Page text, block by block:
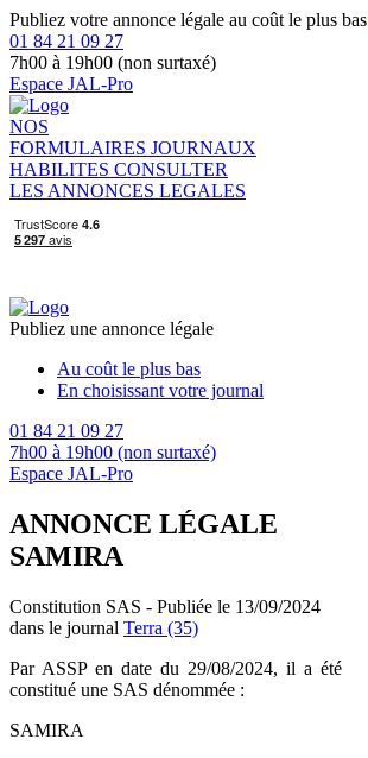
Publiez votre annonce légale au coût le plus bas
01 84 21 09 27
7h00 à 19h00 (non surtaxé)
Espace JAL-Pro
NOS
FORMULAIRES JOURNAUX
HABILITES CONSULTER
LES ANNONCES LEGALES
Publiez une annonce légale
Au coût le plus bas
En choisissant votre journal
01 84 21 09 27
7h00 à 19h00 (non surtaxé)
Espace JAL-Pro
ANNONCE LÉGALE
SAMIRA
Constitution SAS - Publiée le 13/09/2024
dans le journal Terra (35)
Par ASSP en date du 29/08/2024, il a été
constitué une SAS dénommée :
SAMIRA